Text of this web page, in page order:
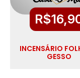
R$
INCENSÁRIO
GESSO